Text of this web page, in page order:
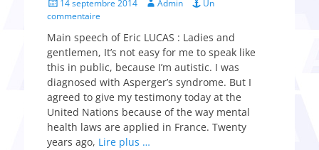
on
14 septembre 2014 Admin
Un
commentaire
Main speech of Eric LUCAS : Ladies and
gentlemen, It’s not easy for me to speak like
this in public, because I’m autistic. I was
diagnosed with Asperger’s syndrome. But I
agreed to give my testimony today at the
United Nations because of the way mental
health laws are applied in France. Twenty
years ago, Lire plus …